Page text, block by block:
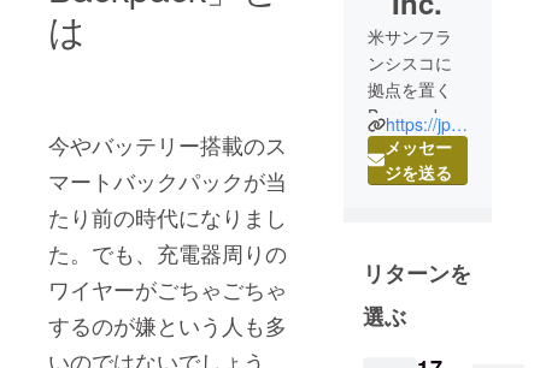
は
今やバッテリー搭載のス
マートバックパックが当
たり前の時代になりまし
た。でも、充電器周りの
ワイヤーがごちゃごちゃ
するのが嫌という人も多
いのではないでしょう
米サンフラ
ンシスコに
拠点を置く
Barracuda
Inc. は最先端
のテクノロ
した製品の
デザインに
取り組んで
https://jp.barracuda.co
メッセー
ジを送る
リターンを
選ぶ